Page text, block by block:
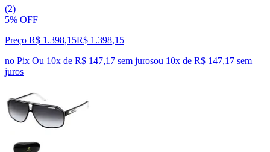
(2)
5% OFF
Preço R$ 1.398,15R$ 1.398,15
no Pix Ou 10x de R$ 147,17 sem jurosou 10x de R$ 147,17 sem
juros